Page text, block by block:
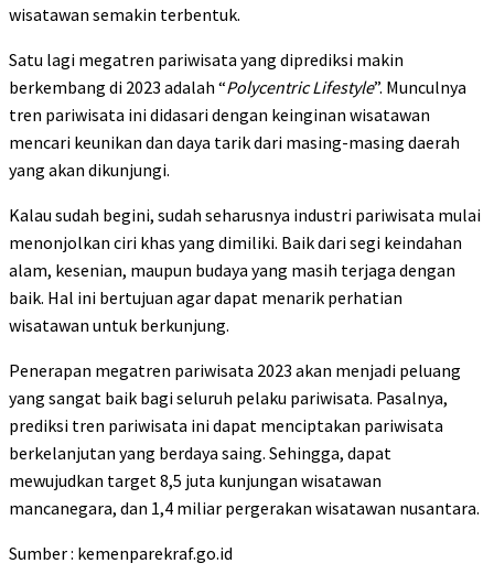
wisatawan semakin terbentuk.
Satu lagi megatren pariwisata yang diprediksi makin
berkembang di 2023 adalah “Polycentric Lifestyle”. Munculnya
tren pariwisata ini didasari dengan keinginan wisatawan
mencari keunikan dan daya tarik dari masing-masing daerah
yang akan dikunjungi.
Kalau sudah begini, sudah seharusnya industri pariwisata mulai
menonjolkan ciri khas yang dimiliki. Baik dari segi keindahan
alam, kesenian, maupun budaya yang masih terjaga dengan
baik. Hal ini bertujuan agar dapat menarik perhatian
wisatawan untuk berkunjung.
Penerapan megatren pariwisata 2023 akan menjadi peluang
yang sangat baik bagi seluruh pelaku pariwisata. Pasalnya,
prediksi tren pariwisata ini dapat menciptakan pariwisata
berkelanjutan yang berdaya saing. Sehingga, dapat
mewujudkan target 8,5 juta kunjungan wisatawan
mancanegara, dan 1,4 miliar pergerakan wisatawan nusantara.
Sumber : kemenparekraf.go.id